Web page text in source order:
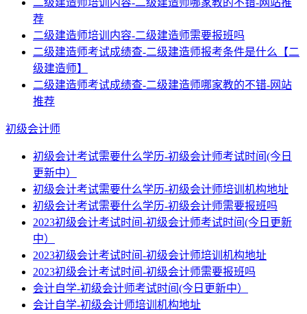
荐
二级建造师培训内容-二级建造师需要报班吗
二级建造师考试成绩查-二级建造师报考条件是什么【二
级建造师】
二级建造师考试成绩查-二级建造师哪家教的不错-网站
推荐
初级会计师
初级会计考试需要什么学历-初级会计师考试时间(今日
更新中）
初级会计考试需要什么学历-初级会计师培训机构地址
初级会计考试需要什么学历-初级会计师需要报班吗
2023初级会计考试时间-初级会计师考试时间(今日更新
中）
2023初级会计考试时间-初级会计师培训机构地址
2023初级会计考试时间-初级会计师需要报班吗
会计自学-初级会计师考试时间(今日更新中）
会计自学-初级会计师培训机构地址